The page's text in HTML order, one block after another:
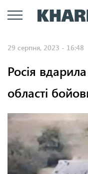
29 серпня, 2023 - 16:48
Росія
області